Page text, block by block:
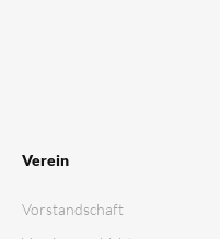
Verein
Vorstandschaft